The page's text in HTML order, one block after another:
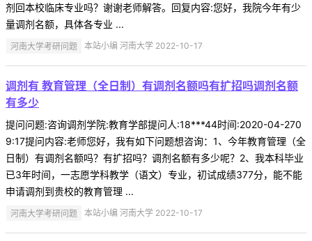
剂回本校临床专业吗？谢谢老师解答。回复内容:您好，我院今年有少
量调剂名额，具体各专业 ...
河南大学考研问题 本站小编 河南大学 2022-10-17
调剂有 教育管理（全日制）有调剂名额吗有扩招吗调剂名额
有多少
提问问题:咨询调剂学院:教育学部提问人:18***44时间:2020-04-270
9:17提问内容:老师您好，我有如下问题想咨询：1、今年教育管理（全
日制）有调剂名额吗？有扩招吗？调剂名额有多少呢？2、我本科毕业
已3年时间，一志愿学科教学（语文）专业，初试成绩377分，能不能
申请调剂到贵校的教育管理 ...
河南大学考研问题 本站小编 河南大学 2022-10-17